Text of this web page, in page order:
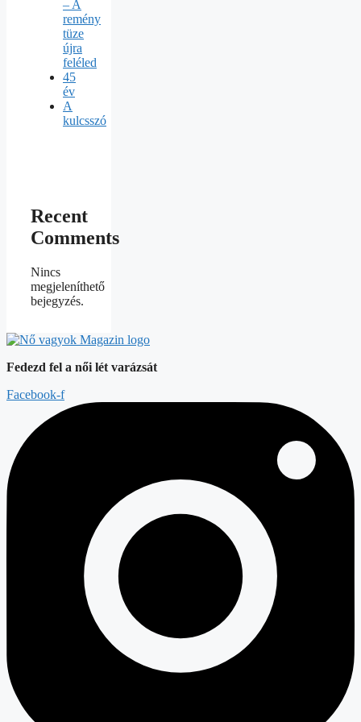
– A
remény
tüze
újra
feléled
45
év
A
kulcsszó
Recent
Comments
Nincs
megjeleníthető
bejegyzés.
Fedezd fel a női lét varázsát
Facebook-f